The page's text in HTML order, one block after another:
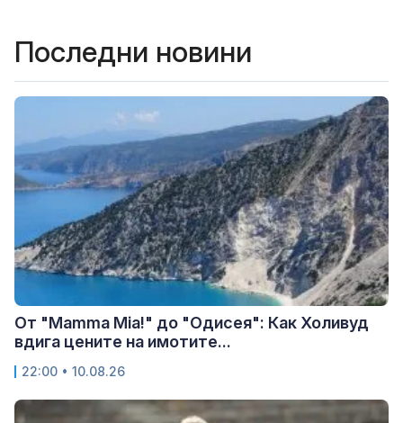
Последни новини
От "Mamma Mia!" до "Одисея": Как Холивуд
вдига цените на имотите...
22:00 • 10.08.26